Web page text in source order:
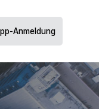
Anmeldung